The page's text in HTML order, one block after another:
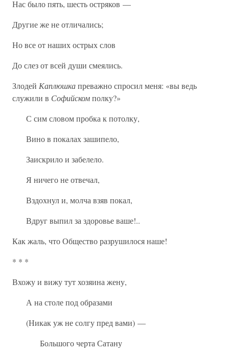
Нас было пять, шесть остряков —
Другие же не отличались;
Но все от наших острых слов
До слез от всей души смеялись.
Злодей Каплюшкапреважно спросил меня: «вы ведь
служили в Софийскомполку?»
С сим словом пробка к потолку,
Вино в покалах зашипело,
Заискрило и забелело.
Я ничего не отвечал,
Вздохнул и, молча взяв покал,
Вдруг выпил за здоровье ваше!..
Как жаль, что Общество разрушилося наше!
* * *
Вхожу и вижу тут хозяина жену,
А на столе под образами
(Никак уж не солгу пред вами) —
Большого черта Сатану